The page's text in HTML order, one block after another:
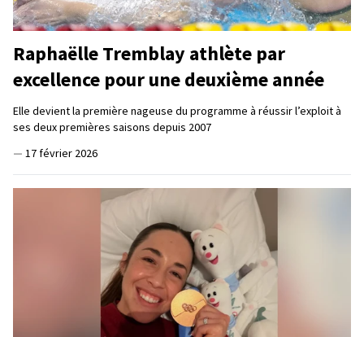
Raphaëlle Tremblay athlète par
excellence pour une deuxième année
Elle devient la première nageuse du programme à réussir l’exploit à
ses deux premières saisons depuis 2007
— 17 février 2026